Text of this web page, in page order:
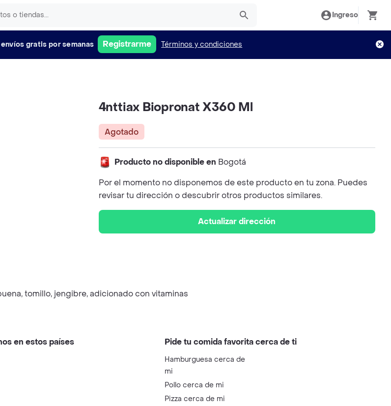
Ingreso
envíos gratis por semanas Registrarme Términos y condiciones
4nttiax Biopronat X360 Ml
Agotado
Producto no disponible en Bogotá
Por el momento no disponemos de este producto en tu zona. Puedes
revisar tu dirección o descubrir otros productos similares.
Actualizar dirección
tomillo, jengibre, adicionado con vitaminas
en estos países Pide tu comida favorita cerca de ti
Hamburguesa cerca de
mi
Pollo cerca de mi
Pizza cerca de mi